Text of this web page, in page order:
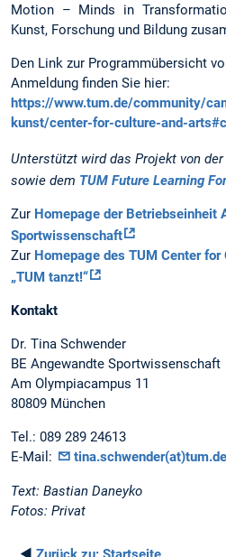
Motion – Minds in
Kunst, Forschung und Bildung
Den Link zur Programmübersicht
Anmeldung finden Sie hier:
https://www.tum.de/community/
kunst/center-for-culture-and-
Unterstützt wird das Projekt von der
sowie dem TUM Future Learning
Zur Homepage der Betriebseinheit
Sportwissenschaft
Zur Homepage des TUM Center
„TUM tanzt!“
Kontakt
Dr. Tina Schwender
BE Angewandte Sportwissenschaft
Am Olympiacampus 11
80809 München
Tel.: 089 289 24613
E-Mail:
tina.schwender(at)tum.de
Text: Bastian Daneyko
Fotos: Privat